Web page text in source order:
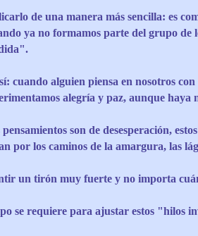
de una manera más sencilla: es
ya no formamos parte del grupo de
cuando alguien piensa en nosotros
alegría y paz, aunque haya
son de desesperación,
por los caminos de la amargura, las
un tirón muy fuerte y no importa
se requiere para ajustar estos "hilos